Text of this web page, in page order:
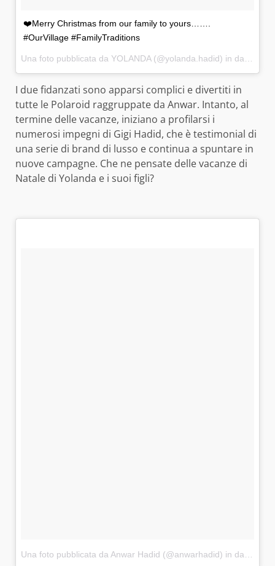
❤️Merry Christmas from our family to yours…….
#OurVillage #FamilyTraditions
I due fidanzati sono apparsi complici e divertiti in
tutte le Polaroid raggruppate da Anwar. Intanto, al
termine delle vacanze, iniziano a profilarsi i
numerosi impegni di Gigi Hadid, che è testimonial di
una serie di brand di lusso e continua a spuntare in
nuove campagne. Che ne pensate delle vacanze di
Natale di Yolanda e i suoi figli?
Una foto pubblicata da Anwar Hadid (@anwarhadid) in data: